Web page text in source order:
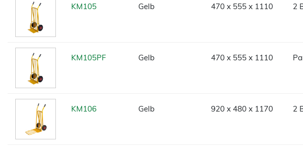
KM105 Gelb 470 x 555 x 1110 2
KM105PF Gelb 470 x 555 x 1110
KM106 Gelb 920 x 480 x 1170 2